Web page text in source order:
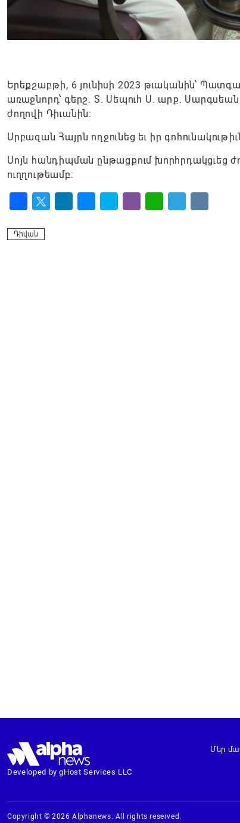
Երեքշաբթի, 6 յունիսի 2023 թւականին՝
առաջնորդ՝ գերշ. Տ. Սեպուհ Ս. արք.
ժողովի Դիւանին:
Սրբազան Հայրն ողջունեց եւ իր
Սոյն հանդիպման ընթացքում խորհրդակցւեց
ուղղութեամբ:
Դիվան
Developed by gHost Services LLC
Մեր
Copyright © 2026 Alphanews. All rights reserved.